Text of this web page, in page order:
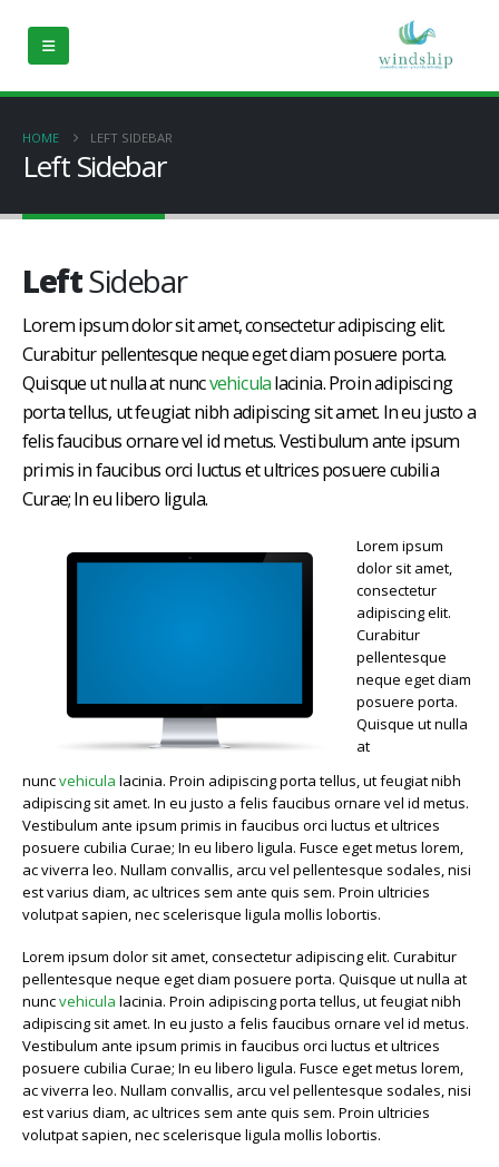
HOME LEFT SIDEBAR
Left Sidebar
LeftSidebar
Lorem ipsum dolor sit amet, consectetur adipiscing elit.
Curabitur pellentesque neque eget diam posuere porta.
Quisque ut nulla at nuncvehiculalacinia. Proin adipiscing
porta tellus, ut feugiat nibh adipiscing sit amet. In eu justo a
felis faucibus ornare vel id metus. Vestibulum ante ipsum
primis in faucibus orci luctus et ultrices posuere cubilia
Curae; In eu libero ligula.
Lorem ipsum
dolor sit amet,
consectetur
adipiscing elit.
Curabitur
pellentesque
neque eget diam
posuere porta.
Quisque ut nulla
at
nuncvehicula lacinia. Proin adipiscing porta tellus, ut feugiat nibh
adipiscing sit amet. In eu justo a felis faucibus ornare vel id metus.
Vestibulum ante ipsum primis in faucibus orci luctus et ultrices
posuere cubilia Curae; In eu libero ligula. Fusce eget metus lorem,
ac viverra leo. Nullam convallis, arcu vel pellentesque sodales, nisi
est varius diam, ac ultrices sem ante quis sem. Proin ultricies
volutpat sapien, nec scelerisque ligula mollis lobortis.
Lorem ipsum dolor sit amet, consectetur adipiscing elit. Curabitur
pellentesque neque eget diam posuere porta. Quisque ut nulla at
nuncvehicula lacinia. Proin adipiscing porta tellus, ut feugiat nibh
adipiscing sit amet. In eu justo a felis faucibus ornare vel id metus.
Vestibulum ante ipsum primis in faucibus orci luctus et ultrices
posuere cubilia Curae; In eu libero ligula. Fusce eget metus lorem,
ac viverra leo. Nullam convallis, arcu vel pellentesque sodales, nisi
est varius diam, ac ultrices sem ante quis sem. Proin ultricies
volutpat sapien, nec scelerisque ligula mollis lobortis.